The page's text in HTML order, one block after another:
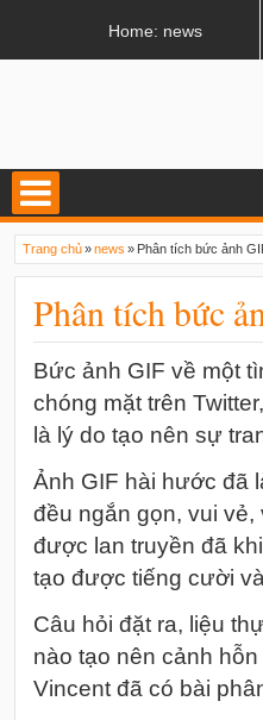
Trang chủ»news » Phân tích bức ảnh
Phân tích bức
Bức ảnh GIF về một
chóng mặt trên
là lý do tạo nên sự
Ảnh GIF hài hước đã
đều ngắn gọn, vui vẻ,
được lan truyền đã
tạo được tiếng cười
Câu hỏi đặt ra, liệu
nào tạo nên cảnh
Vincent đã có bài
Home: news